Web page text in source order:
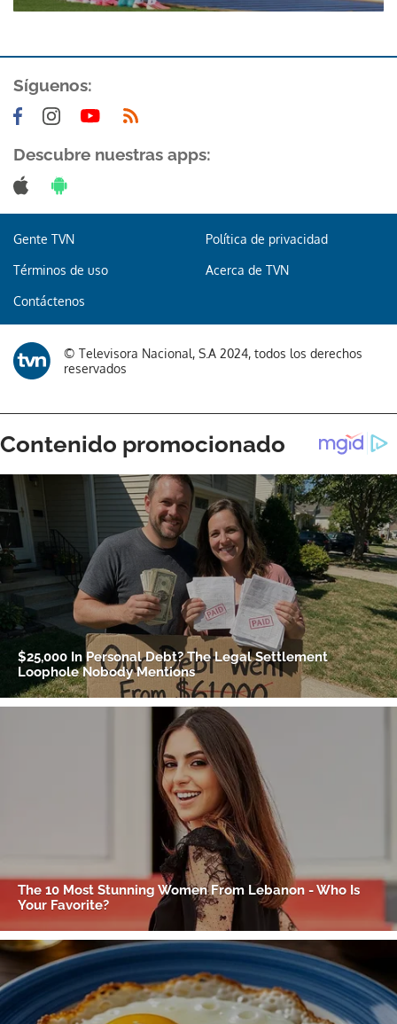
Gracias por suscribirte a nuestro boletín.
ACEPTAR
Síguenos:
Descubre nuestras apps:
Gente TVN Política de privacidad
Términos de uso Acerca de TVN
Contáctenos
© Televisora Nacional, S.A 2024, todos los derechos
reservados